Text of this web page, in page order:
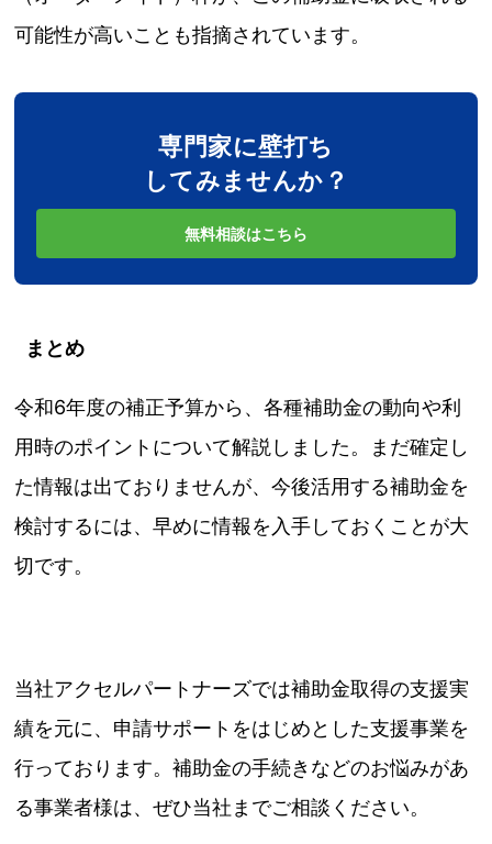
可能性が高いことも指摘されています。
専門家に壁打ち
してみませんか？
無料相談はこちら
まとめ
令和6年度の補正予算から、各種補助金の動向や利
用時のポイントについて解説しました。まだ確定し
た情報は出ておりませんが、今後活用する補助金を
検討するには、早めに情報を入手しておくことが大
切です。
当社アクセルパートナーズでは補助金取得の支援実
績を元に、申請サポートをはじめとした支援事業を
行っております。補助金の手続きなどのお悩みがあ
る事業者様は、ぜひ当社までご相談ください。